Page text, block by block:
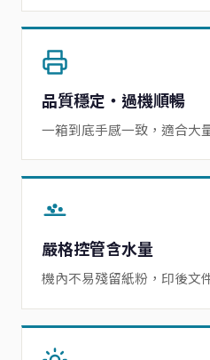
品質穩定・過機順暢
一箱到底手感一致，適合大
嚴格控管含水量
機內不易殘留紙粉，印後文